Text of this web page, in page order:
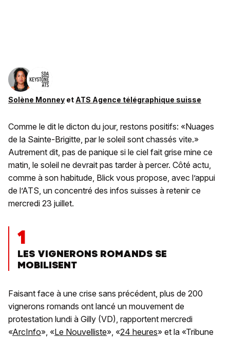
Solène Monney et ATS Agence télégraphique suisse
Comme le dit le dicton du jour, restons positifs: «Nuages
de la Sainte-Brigitte, par le soleil sont chassés vite.»
Autrement dit, pas de panique si le ciel fait grise mine ce
matin, le soleil ne devrait pas tarder à percer. Côté actu,
comme à son habitude, Blick vous propose, avec l’appui
de l’ATS, un concentré des infos suisses à retenir ce
mercredi 23 juillet.
1
LES VIGNERONS ROMANDS SE
MOBILISENT
Faisant face à une crise sans précédent, plus de 200
vignerons romands ont lancé un mouvement de
protestation lundi à Gilly (VD), rapportent mercredi
«ArcInfo», «Le Nouvelliste», «24 heures» et la «Tribune